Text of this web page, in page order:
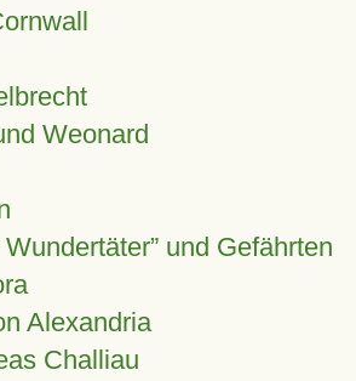
Weonard
und Gefährten
Alexandria
Challiau